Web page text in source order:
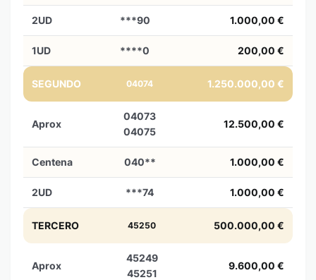
2UD ***90 1.000,00 €
1UD ****0 200,00 €
SEGUNDO 04074 1.250.000,00 €
Aprox
04073
04075
12.500,00 €
Centena 040** 1.000,00 €
2UD ***74 1.000,00 €
TERCERO 45250 500.000,00 €
Aprox
45249
45251
9.600,00 €